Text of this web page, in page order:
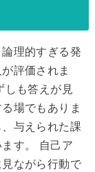
理的すぎる発
評価されま
しも答えが見
場でもありま
与えられた課
す。 自己ア
ながら行動で